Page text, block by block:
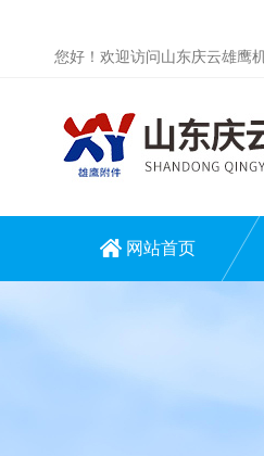
您好！欢迎访问山东庆云雄鹰
网站首页